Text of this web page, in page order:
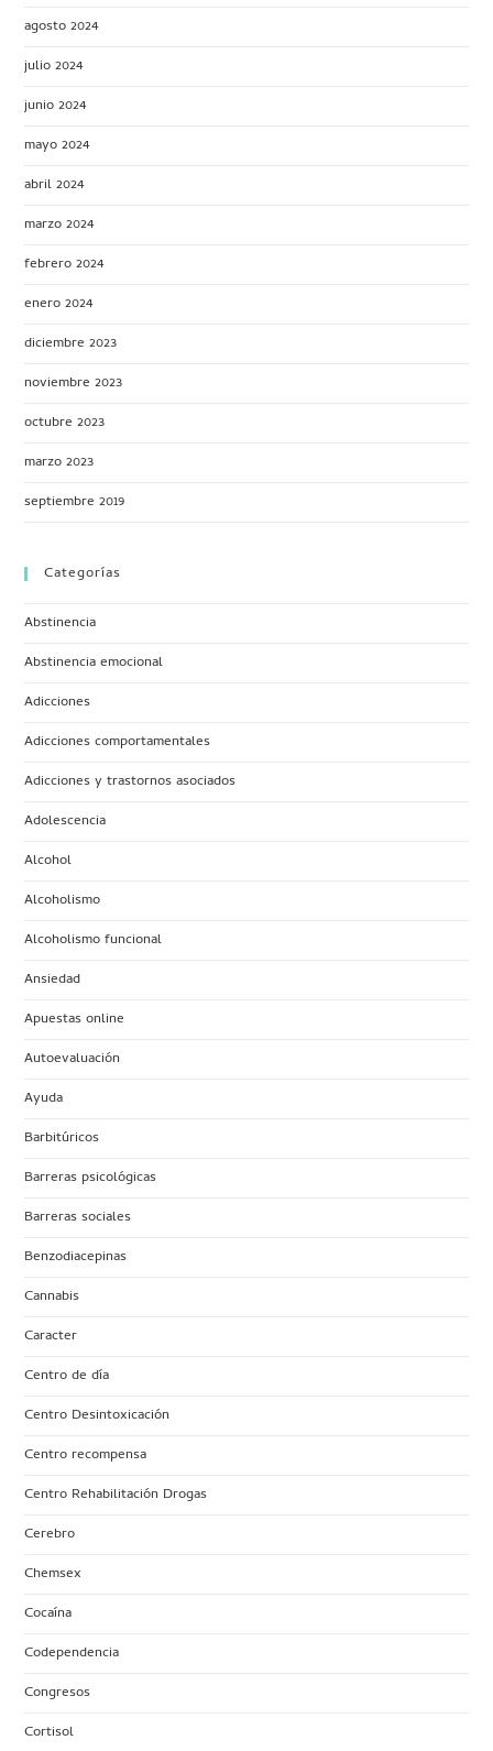
agosto 2024
julio 2024
junio 2024
mayo 2024
abril 2024
marzo 2024
febrero 2024
enero 2024
diciembre 2023
noviembre 2023
octubre 2023
marzo 2023
septiembre 2019
Categorías
Abstinencia
Abstinencia emocional
Adicciones
Adicciones comportamentales
Adicciones y trastornos asociados
Adolescencia
Alcohol
Alcoholismo
Alcoholismo funcional
Ansiedad
Apuestas online
Autoevaluación
Ayuda
Barbitúricos
Barreras psicológicas
Barreras sociales
Benzodiacepinas
Cannabis
Caracter
Centro de día
Centro Desintoxicación
Centro recompensa
Centro Rehabilitación Drogas
Cerebro
Chemsex
Cocaína
Codependencia
Congresos
Cortisol